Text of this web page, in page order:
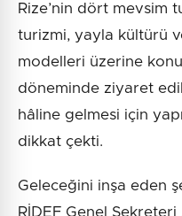
Rize’nin dört mevsim
turizmi, yayla kültürü
modelleri üzerine
döneminde ziyaret
hâline gelmesi için
dikkat çekti.
Geleceğini inşa eden
RİDEF Genel